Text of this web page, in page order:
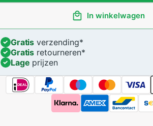
In winkelwagen
Gratis verzending*
Gratis retourneren*
Lage prijzen